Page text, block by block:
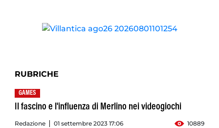
RUBRICHE
GAMES
Il fascino e l'influenza di Merlino nei videogiochi
Redazione 01 settembre 2023 17:06 10889